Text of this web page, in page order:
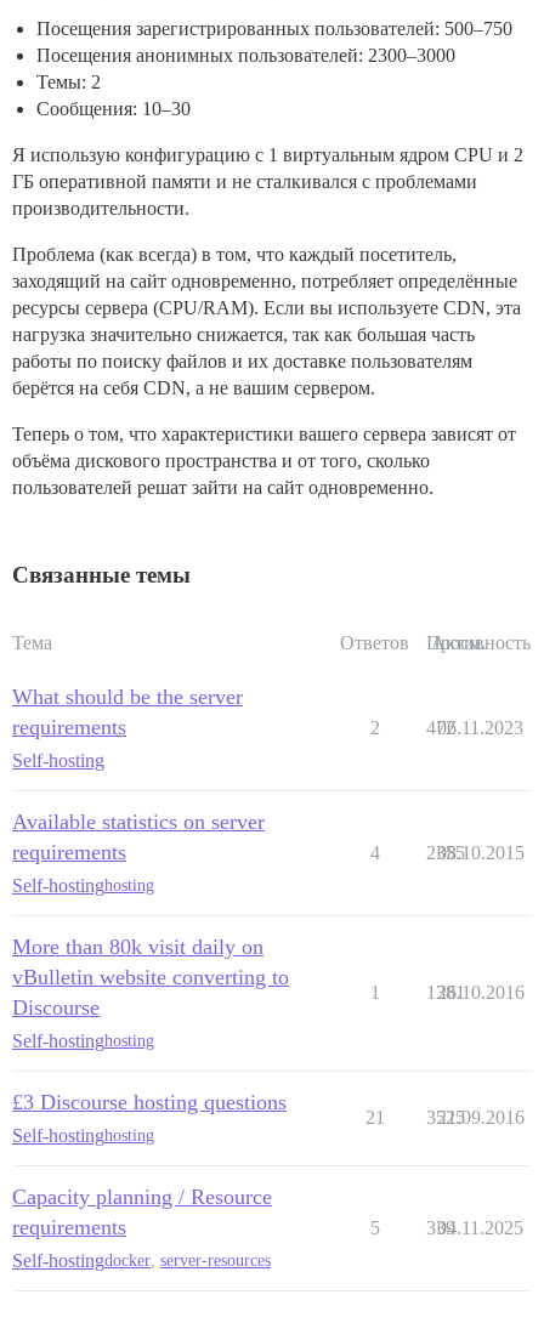
Посещения зарегистрированных пользователей: 500–750
Посещения анонимных пользователей: 2300–3000
Темы: 2
Сообщения: 10–30
Я использую конфигурацию с 1 виртуальным ядром CPU и 2
ГБ оперативной памяти и не сталкивался с проблемами
производительности.
Проблема (как всегда) в том, что каждый посетитель,
заходящий на сайт одновременно, потребляет определённые
ресурсы сервера (CPU/RAM). Если вы используете CDN, эта
нагрузка значительно снижается, так как большая часть
работы по поиску файлов и их доставке пользователям
берётся на себя CDN, а не вашим сервером.
Теперь о том, что характеристики вашего сервера зависят от
объёма дискового пространства и от того, сколько
пользователей решат зайти на сайт одновременно.
Связанные темы
Тема Ответов Просм.
Активность
What should be the server
requirements
Self-hosting
2 472
06.11.2023
Available statistics on server
requirements
Self-hostinghosting
4 2355
08.10.2015
More than 80k visit daily on
vBulletin website converting to
Discourse
Self-hostinghosting
1 1381
26.10.2016
£3 Discourse hosting questions
Self-hostinghosting
21 3525
21.09.2016
Capacity planning / Resource
requirements
Self-hostingdocker, server-resources
5 339
04.11.2025